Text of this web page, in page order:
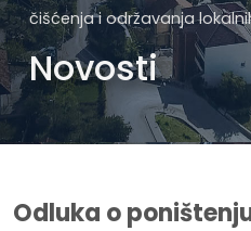
čišćenja i održavanja
Novosti
Odluka o